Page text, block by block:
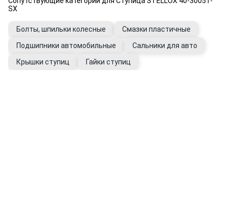
SX
Болты, шпильки колесные
Смазки пластичные
Подшипники автомобильные
Сальники для авто
Крышки ступиц
Гайки ступиц